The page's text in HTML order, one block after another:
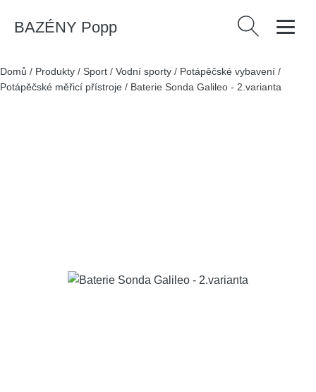
BAZÉNY Popp Vyhledávání
Domů / Produkty / Sport / Vodní sporty / Potápěčské vybavení /
Potápěčské měřicí přístroje / Baterie Sonda Galileo - 2.varianta